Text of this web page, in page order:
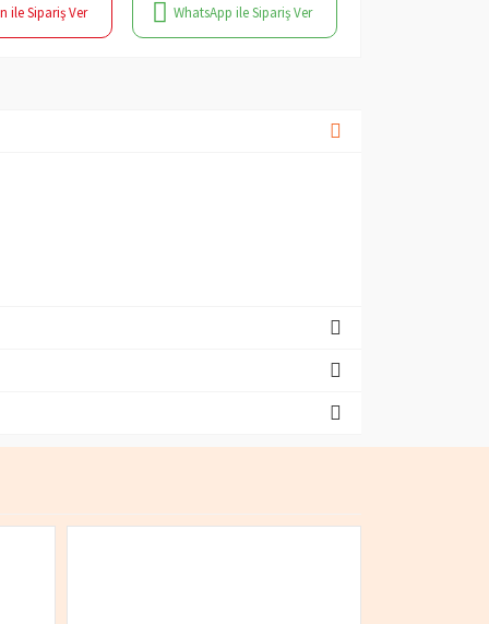
ile Sipariş Ver WhatsApp ile Sipariş Ver